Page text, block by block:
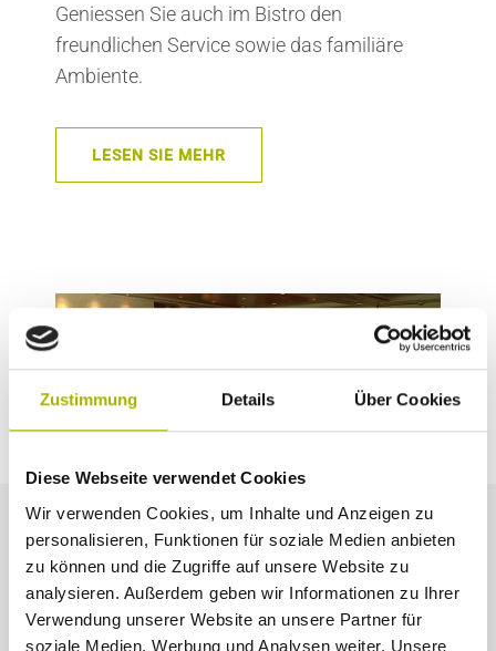
Zustimmung Details Über Cookies
Diese Webseite verwendet Cookies
Wir verwenden Cookies, um Inhalte und Anzeigen zu
personalisieren, Funktionen für soziale Medien anbieten
zu können und die Zugriffe auf unsere Website zu
analysieren. Außerdem geben wir Informationen zu Ihrer
Verwendung unserer Website an unsere Partner für
soziale Medien, Werbung und Analysen weiter. Unsere
Geniessen Sie auch im Bistro den
freundlichen Service sowie das familiäre
Ambiente.
LESEN SIE MEHR
Bankette / Anlässe